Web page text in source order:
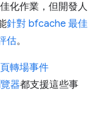
化作業，但開發人
針對 bfcache 最佳
估。
轉場事件
器都支援這些事